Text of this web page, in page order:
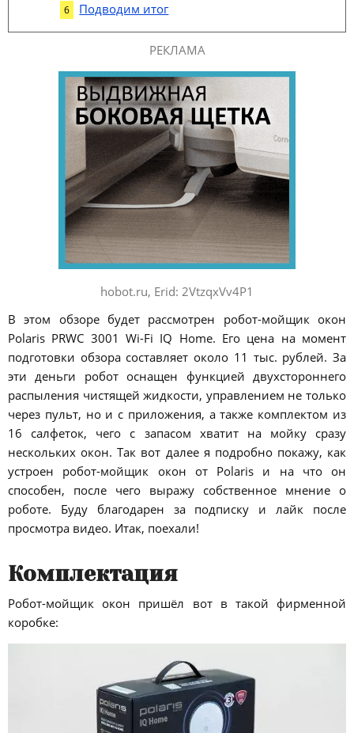
Подводим итог
РЕКЛАМА
hobot.ru, Erid: 2VtzqxVv4P1
В этом обзоре будет рассмотрен робот-мойщик окон
Polaris PRWC 3001 Wi-Fi IQ Home. Его цена на момент
подготовки обзора составляет около 11 тыс. рублей. За
эти деньги робот оснащен функцией двухстороннего
распыления чистящей жидкости, управлением не только
через пульт, но и с приложения, а также комплектом из
16 салфеток, чего с запасом хватит на мойку сразу
нескольких окон. Так вот далее я подробно покажу, как
устроен робот-мойщик окон от Polaris и на что он
способен, после чего выражу собственное мнение о
роботе. Буду благодарен за подписку и лайк после
просмотра видео. Итак, поехали!
Комплектация
Робот-мойщик окон пришёл вот в такой фирменной
коробке: